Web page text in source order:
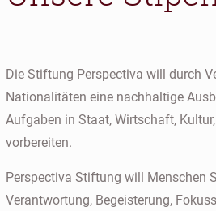
Die Stiftung Perspectiva will durch
Nationalitäten eine nachhaltige
Aufgaben in Staat, Wirtschaft,
vorbereiten.
Perspectiva Stiftung will Menschen
Verantwortung, Begeisterung,